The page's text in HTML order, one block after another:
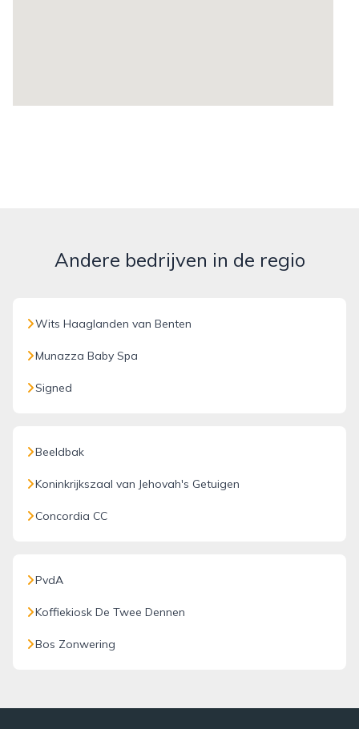
Andere bedrijven in de regio
Wits Haaglanden van Benten
Munazza Baby Spa
Signed
Beeldbak
Koninkrijkszaal van Jehovah's Getuigen
Concordia CC
PvdA
Koffiekiosk De Twee Dennen
Bos Zonwering